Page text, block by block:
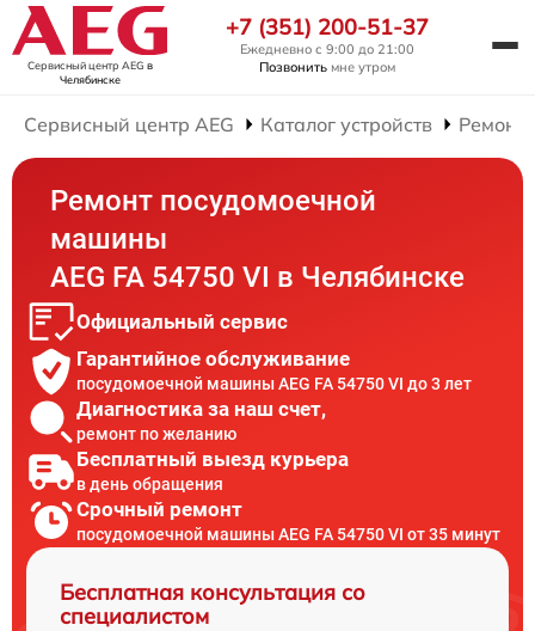
Сервисный центр AEG в
Челябинске
+7 (351) 200-51-37
Ежедневно с 9:00 до 21:00
Позвонить мне утром
Сервисный центр AEG Каталог устройств Ремонт
Ремонт посудомоечной
машины
AEG FA 54750 VI в Челябинске
Официальный сервис
Гарантийное обслуживание
посудомоечной машины AEG FA 54750 VI до 3 лет
Диагностика за наш счет,
ремонт по желанию
Бесплатный выезд курьера
в день обращения
Срочный ремонт
посудомоечной машины AEG FA 54750 VI от 35 минут
Бесплатная консультация со
специалистом